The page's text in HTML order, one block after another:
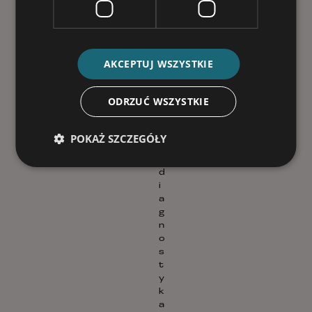
r
o
g
p
o
d
i
a
g
n
o
s
t
y
k
a
AKCEPTUJ WSZYSTKIE
ODRZUĆ WSZYSTKIE
POKAŻ SZCZEGÓŁY